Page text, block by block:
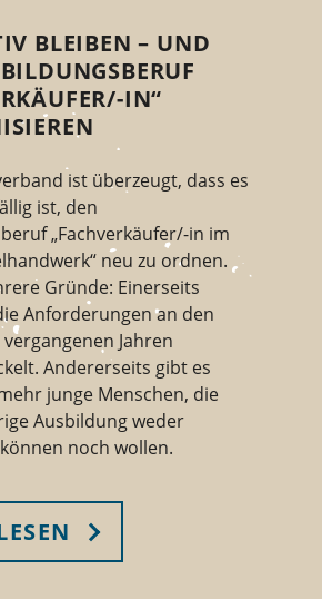
BLEIBEN – UND
IN“
ist überzeugt, dass es
ist, den
„Fachverkäufer/-in im
neu zu ordnen.
Gründe: Einerseits
Anforderungen an den
Jahren
Andererseits gibt es
junge Menschen, die
Ausbildung weder
noch wollen.